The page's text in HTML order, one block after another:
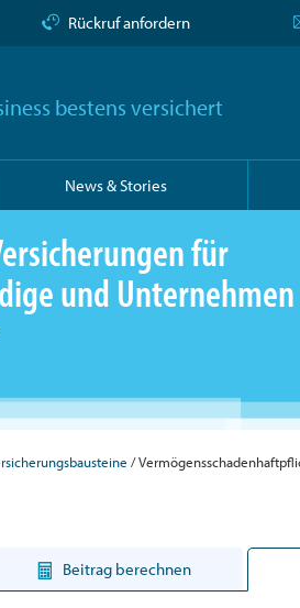
Rückruf anfordern
bestens versichert
News & Stories
für
und Unternehmen
Beitrag berechnen